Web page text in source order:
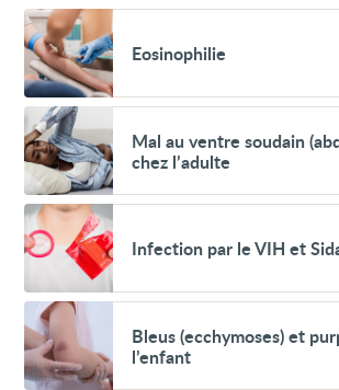
Voir
Eosinophilie
Eosinophilie
Voir
Mal
au
ventre
soudain
(abdomen
aigu)
chez
l’adulte
Mal au ventre soudain
chez l’adulte
Voir
Infection
par
et
Sida
Infection par le VIH et
Voir
Bleus
(ecchymoses)
et
purpura
Bleus (ecchymoses) et
l’enfant